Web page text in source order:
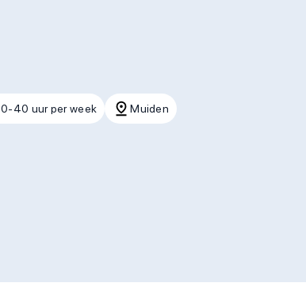
0-40 uur per week Muiden